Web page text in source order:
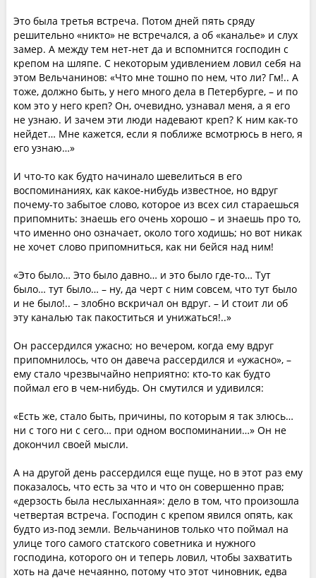
Это была третья встреча. Потом дней пять сряду
решительно «никто» не встречался, а об «каналье» и слух
замер. А между тем нет-нет да и вспомнится господин с
крепом на шляпе. С некоторым удивлением ловил себя на
этом Вельчанинов: «Что мне тошно по нем, что ли? Гм!.. А
тоже, должно быть, у него много дела в Петербурге, – и по
ком это у него креп? Он, очевидно, узнавал меня, а я его
не узнаю. И зачем эти люди надевают креп? К ним как-то
нейдет… Мне кажется, если я поближе всмотрюсь в него, я
его узнаю…»
И что-то как будто начинало шевелиться в его
воспоминаниях, как какое-нибудь известное, но вдруг
почему-то забытое слово, которое из всех сил стараешься
припомнить: знаешь его очень хорошо – и знаешь про то,
что именно оно означает, около того ходишь; но вот никак
не хочет слово припомниться, как ни бейся над ним!
«Это было… Это было давно… и это было где-то… Тут
было… тут было… – ну, да черт с ним совсем, что тут было
и не было!.. – злобно вскричал он вдруг. – И стоит ли об
эту каналью так пакоститься и унижаться!..»
Он рассердился ужасно; но вечером, когда ему вдруг
припомнилось, что он давеча рассердился и «ужасно», –
ему стало чрезвычайно неприятно: кто-то как будто
поймал его в чем-нибудь. Он смутился и удивился:
«Есть же, стало быть, причины, по которым я так злюсь…
ни с того ни с сего… при одном воспоминании…» Он не
докончил своей мысли.
А на другой день рассердился еще пуще, но в этот раз ему
показалось, что есть за что и что он совершенно прав;
«дерзость была неслыханная»: дело в том, что произошла
четвертая встреча. Господин с крепом явился опять, как
будто из-под земли. Вельчанинов только что поймал на
улице того самого статского советника и нужного
господина, которого он и теперь ловил, чтобы захватить
хоть на даче нечаянно, потому что этот чиновник, едва